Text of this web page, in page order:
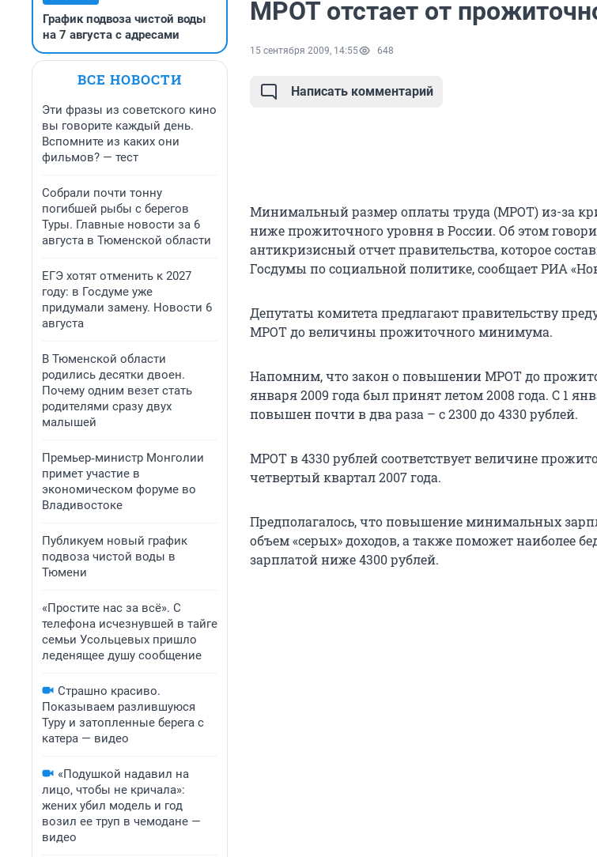
График подвоза чистой воды
на 7 августа с адресами
ВСЕ НОВОСТИ
Эти фразы из советского кино
вы говорите каждый день.
Вспомните из каких они
фильмов? — тест
Собрали почти тонну
погибшей рыбы с берегов
Туры. Главные новости за 6
августа в Тюменской области
ЕГЭ хотят отменить к 2027
году: в Госдуме уже
придумали замену. Новости 6
августа
В Тюменской области
родились десятки двоен.
Почему одним везет стать
родителями сразу двух
малышей
Премьер‑министр Монголии
примет участие в
экономическом форуме во
Владивостоке
Публикуем новый график
подвоза чистой воды в
Тюмени
«Простите нас за всё». С
телефона исчезнувшей в тайге
семьи Усольцевых пришло
леденящее душу сообщение
Страшно красиво.
Показываем разлившуюся
Туру и затопленные берега с
катера — видео
«Подушкой надавил на
лицо, чтобы не кричала»:
жених убил модель и год
возил ее труп в чемодане —
видео
МРОТ отстает от
15 сентября 2009, 14:55 648
Написать комментарий
Минимальный размер оплаты труда (МРОТ) из-за
ниже прожиточного уровня в России. Об этом
антикризисный отчет правительства, которое
Госдумы по социальной политике, сообщает РИА
Депутаты комитета предлагают правительству
МРОТ до величины прожиточного минимума.
Напомним, что закон о повышении МРОТ до
января 2009 года был принят летом 2008 года. С 1
повышен почти в два раза – с 2300 до 4330 рублей.
МРОТ в 4330 рублей соответствует величине
четвертый квартал 2007 года.
Предполагалось, что повышение минимальных
объем «серых» доходов, а также поможет наиболее
зарплатой ниже 4300 рублей.